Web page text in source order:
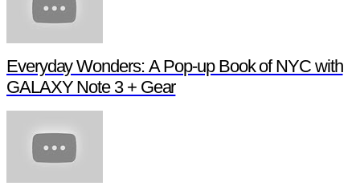
Everyday Wonders: A Pop-up Book of NYC with
GALAXY Note 3 + Gear